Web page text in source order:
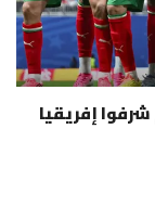
إفريقيا